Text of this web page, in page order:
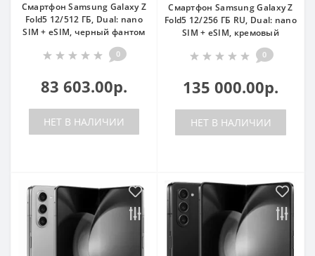
Смартфон Samsung Galaxy Z
Fold5 12/512 ГБ, Dual: nano
SIM + eSIM, черный фантом
0
83 603.00р.
НЕТ В НАЛИЧИИ
Смартфон Samsung Galaxy Z
Fold5 12/256 ГБ RU, Dual: nano
SIM + eSIM, кремовый
0
135 000.00р.
НЕТ В НАЛИЧИИ